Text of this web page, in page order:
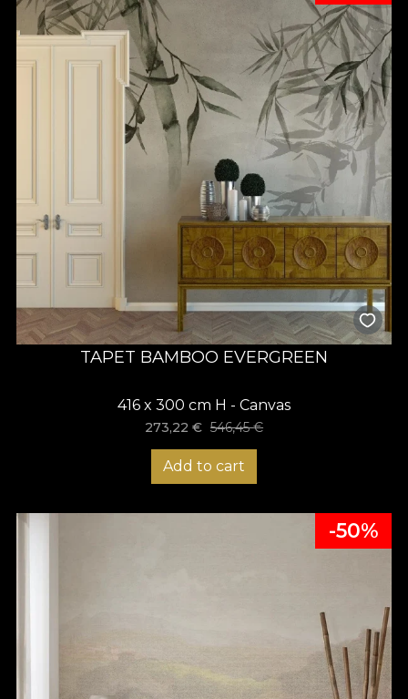
TAPET BAMBOO EVERGREEN
416 x 300 cm H - Canvas
273,22 € 546,45€
Add to cart
-50%